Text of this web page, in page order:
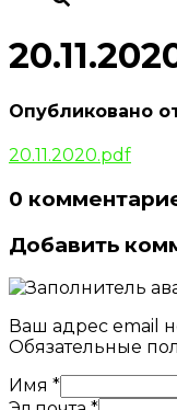
Опубликовано
20.11.2020.pdf
0
Добавить
Ваш адрес email
Обязательные
Имя *